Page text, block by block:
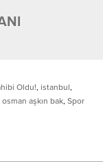
Oldu!, istanbul,
osman aşkın bak, Spor